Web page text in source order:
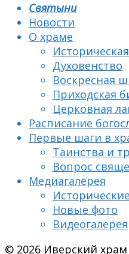
Святыни
Новости
О храме
Духовенство
Воскресная
Приходская
Церковная
Расписание
Первые шаги в
Таинства и
Вопрос
Медиагалерея
Новые фото
Видеогалерея
© 2026 Иверский храм